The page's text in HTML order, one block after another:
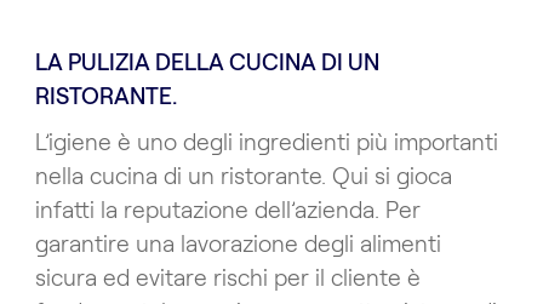
LA PULIZIA DELLA CUCINA DI UN
RISTORANTE.
L’igiene è uno degli ingredienti più importanti
nella cucina di un ristorante. Qui si gioca
infatti la reputazione dell’azienda. Per
garantire una lavorazione degli alimenti
sicura ed evitare rischi per il cliente è